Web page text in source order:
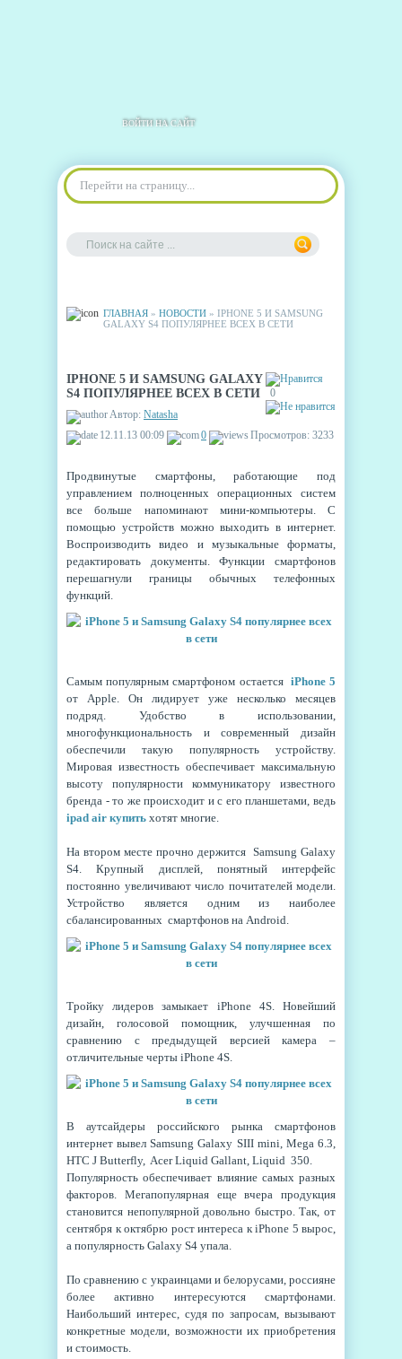
ВОЙТИ НА САЙТ
Перейти на страницу...
ГЛАВНАЯ » НОВОСТИ » IPHONE 5 И SAMSUNG
GALAXY S4 ПОПУЛЯРНЕЕ ВСЕХ В СЕТИ
0
IPHONE 5 И SAMSUNG GALAXY
S4 ПОПУЛЯРНЕЕ ВСЕХ В СЕТИ
Автор: Natasha
12.11.13 00:09
0 Просмотров: 3233
Продвинутые смартфоны, работающие под
управлением полноценных операционных систем
все больше напоминают мини-компьютеры. С
помощью устройств можно выходить в интернет.
Воспроизводить видео и музыкальные форматы,
редактировать документы. Функции смартфонов
перешагнули границы обычных телефонных
функций.
Самым популярным смартфоном остается iPhone 5
от Apple. Он лидирует уже несколько месяцев
подряд. Удобство в использовании,
многофункциональность и современный дизайн
обеспечили такую популярность устройству.
Мировая известность обеспечивает максимальную
высоту популярности коммуникатору известного
бренда - то же происходит и с его планшетами, ведь
ipad air купить хотят многие.
На втором месте прочно держится Samsung Galaxy
S4. Крупный дисплей, понятный интерфейс
постоянно увеличивают число почитателей модели.
Устройство является одним из наиболее
сбалансированных смартфонов на Android.
Тройку лидеров замыкает iPhone 4S. Новейший
дизайн, голосовой помощник, улучшенная по
сравнению с предыдущей версией камера –
отличительные черты iPhone 4S.
В аутсайдеры российского рынка смартфонов
интернет вывел Samsung Galaxy SIII mini, Mega 6.3,
HTC J Butterfly, Acer Liquid Gallant, Liquid 350.
Популярность обеспечивает влияние самых разных
факторов. Мегапопулярная еще вчера продукция
становится непопулярной довольно быстро. Так, от
сентября к октябрю рост интереса к iPhone 5 вырос,
а популярность Galaxy S4 упала.
По сравнению с украинцами и белорусами, россияне
более активно интересуются смартфонами.
Наибольший интерес, судя по запросам, вызывают
конкретные модели, возможности их приобретения
и стоимость.